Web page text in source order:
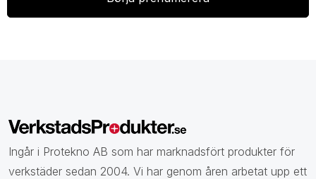
Ingår i Protekno AB som har marknadsfört produkter för
verkstäder sedan 2004. Vi har genom åren arbetat upp ett